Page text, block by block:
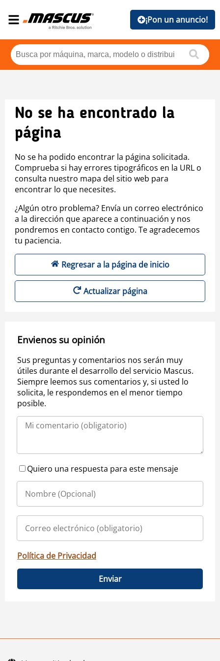
¡Pon un anuncio!
No se ha encontrado la
página
No se ha podido encontrar la página solicitada.
Comprueba si hay errores tipográficos en la URL o
consulta nuestro mapa del sitio web para
encontrar lo que necesites.
¿Algún otro problema? Envía un correo electrónico
a la dirección que aparece a continuación y nos
pondremos en contacto contigo. Te agradecemos
tu paciencia.
Regresar a la página de inicio
Actualizar página
Envienos su opinión
Sus preguntas y comentarios nos serán muy
útiles durante el desarrollo del servicio Mascus.
Siempre leemos sus comentarios y, si usted lo
solicita, le respondemos en el menor tiempo
posible.
Quiero una respuesta para este mensaje
Política de Privacidad
Enviar